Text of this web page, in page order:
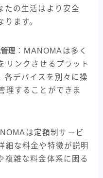
たの生活はより安全
ます。
理 ：MANOMAは多く
リンクさせるプラット
各デバイスを別々に操
理することができま
は定額制サービ
細な料金や特徴が説明
複雑な料金体系に困る